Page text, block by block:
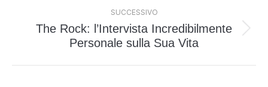
SUCCESSIVO
Prossimo
The Rock: l’Intervista Incredibilmente
Personale sulla Sua Vita